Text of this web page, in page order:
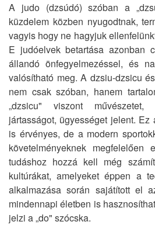
A judo (dzsúdó) szóban a
küzdelem közben nyugodtnak,
vagyis hogy ne hagyjuk
E judóelvek betartása azonban
állandó önfegyelmezéssel, és
valósítható meg. A dzsiu-dzsicu
nem csak szóban, hanem
„dzsicu" viszont
jártasságot, ügyességet jelent.
is érvényes, de a modern
követelményeknek megfelelően
tudáshoz hozzá kell még
kultúrákat, amelyeket éppen a
alkalmazása során sajátított el
mindennapi életben is
jelzi a „do" szócska.